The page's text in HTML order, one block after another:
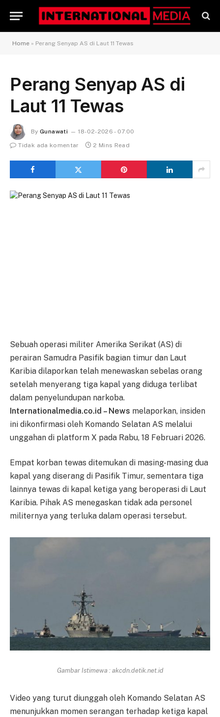
Home » Perang Senyap AS di Laut 11 Tewas
Perang Senyap AS di
Laut 11 Tewas
By Gunawati
18-02-2026 - 07.00
Tidak ada komentar
2 Mins Read
Sebuah operasi militer Amerika Serikat (AS) di
perairan Samudra Pasifik bagian timur dan Laut
Karibia dilaporkan telah menewaskan sebelas orang
setelah menyerang tiga kapal yang diduga terlibat
dalam penyelundupan narkoba.
Internationalmedia.co.id – News melaporkan, insiden
ini dikonfirmasi oleh Komando Selatan AS melalui
unggahan di platform X pada Rabu, 18 Februari 2026.
Empat korban tewas ditemukan di masing-masing dua
kapal yang diserang di Pasifik Timur, sementara tiga
lainnya tewas di kapal ketiga yang beroperasi di Laut
Karibia. Pihak AS menegaskan tidak ada personel
militernya yang terluka dalam operasi tersebut.
Gambar Istimewa : akcdn.detik.net.id
Video yang turut diunggah oleh Komando Selatan AS
menunjukkan momen serangan terhadap ketiga kapal